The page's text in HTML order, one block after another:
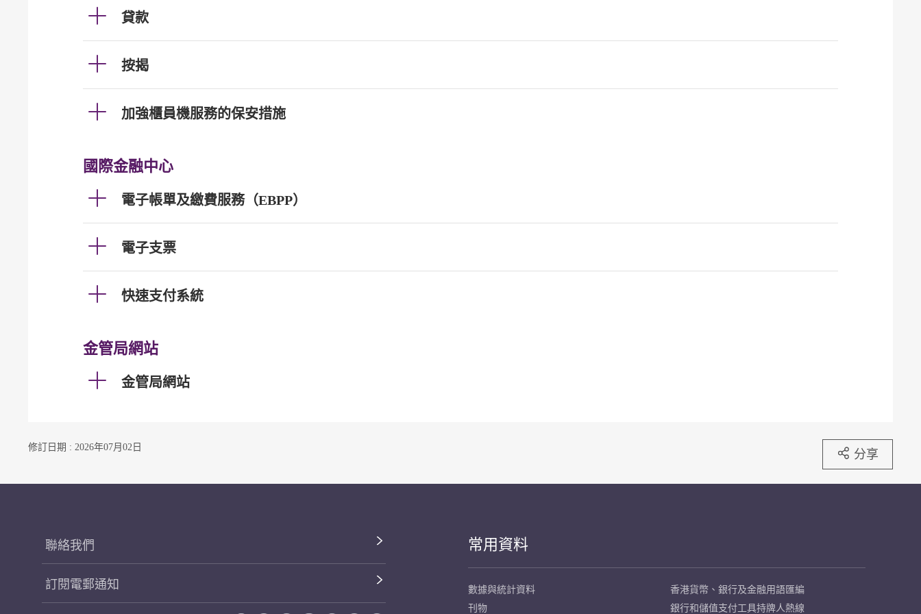
貸款
按揭
加強櫃員機服務的保安措施
國際金融中心
電子帳單及繳費服務（EBPP）
電子支票
快速支付系統
金管局網站
金管局網站
修訂日期 : 2026年07月02日 分享
聯絡我們
訂閱電郵通知
常用資料
數據與統計資料
刊物
香港貨幣、銀行及金融用語匯編
銀行和儲值支付工具持牌人熱線